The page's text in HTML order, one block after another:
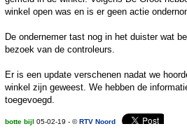
winkel open was en is er geen actie
De ondernemer tast nog in het duister wat
bezoek van de controleurs.
Er is een update verschenen nadat we
winkel zijn geweest. We hebben de
toegevoegd.
botte bijl 05-02-19 - ©RTV Noord